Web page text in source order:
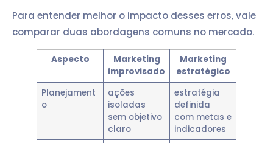
Para entender melhor o impacto desses erros, vale
comparar duas abordagens comuns no mercado.
Aspecto
Marketing
improvisado
Marketing
estratégico
Planejament
o
ações
isoladas
sem objetivo
claro
estratégia
definida
com metas e
indicadores